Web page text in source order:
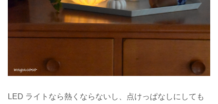
LED ライトなら熱くならないし、点けっぱなしにしても